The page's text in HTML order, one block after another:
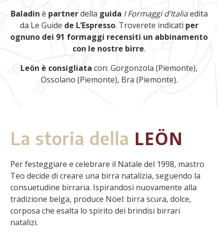
Baladin è partnerdella guida I Formaggi d’Italiaedita
da Le Guide de L’Espresso. Troverete indicati per
ognuno dei 91 formaggi recensiti un abbinamento
con le nostre birre.
Leön è consigliata con: Gorgonzola (Piemonte),
Ossolano (Piemonte), Bra (Piemonte).
La storia della LEÖN
Per festeggiare e celebrare il Natale del 1998, mastro
Teo decide di creare una birra natalizia, seguendo la
consuetudine birraria. Ispirandosi nuovamente alla
tradizione belga, produce Nöel: birra scura, dolce,
corposa che esalta lo spirito dei brindisi birrari
natalizi.